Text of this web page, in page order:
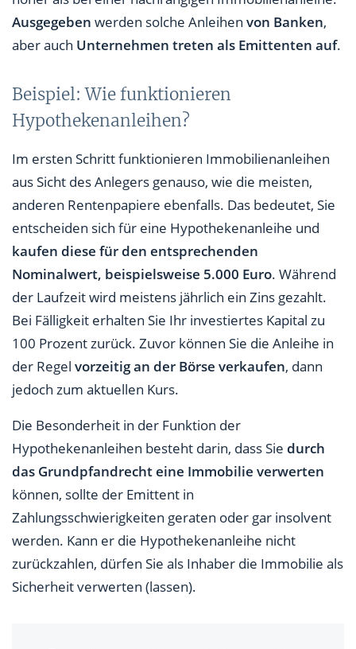
Ausgegeben werden solche Anleihen von Banken,
aber auch Unternehmen treten als Emittenten auf.
Beispiel: Wie funktionieren
Hypothekenanleihen?
Im ersten Schritt funktionieren Immobilienanleihen
aus Sicht des Anlegers genauso, wie die meisten,
anderen Rentenpapiere ebenfalls. Das bedeutet, Sie
entscheiden sich für eine Hypothekenanleihe und
kaufen diese für den entsprechenden
Nominalwert, beispielsweise 5.000 Euro. Während
der Laufzeit wird meistens jährlich ein Zins gezahlt.
Bei Fälligkeit erhalten Sie Ihr investiertes Kapital zu
100 Prozent zurück. Zuvor können Sie die Anleihe in
der Regel vorzeitig an der Börse verkaufen, dann
jedoch zum aktuellen Kurs.
Die Besonderheit in der Funktion der
Hypothekenanleihen besteht darin, dass Sie durch
das Grundpfandrecht eine Immobilie verwerten
können, sollte der Emittent in
Zahlungsschwierigkeiten geraten oder gar insolvent
werden. Kann er die Hypothekenanleihe nicht
zurückzahlen, dürfen Sie als Inhaber die Immobilie als
Sicherheit verwerten (lassen).